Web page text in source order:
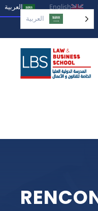
English العربية‏
العربية‏